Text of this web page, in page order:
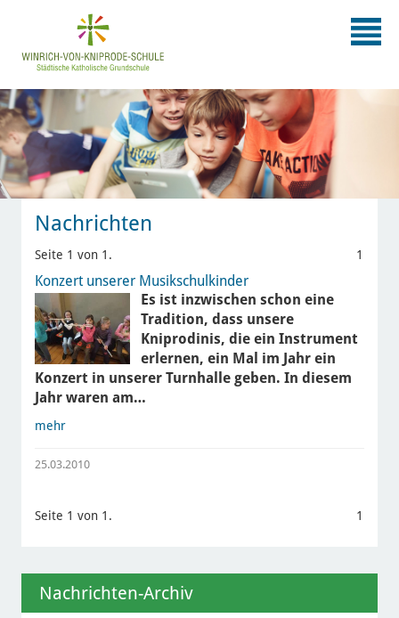
Nachrichten
Seite 1 von 1. 1
Konzert unserer Musikschulkinder
Es ist inzwischen schon eine
Tradition, dass unsere
Kniprodinis, die ein Instrument
erlernen, ein Mal im Jahr ein
Konzert in unserer Turnhalle geben. In diesem
Jahr waren am…
mehr
25.03.2010
Seite 1 von 1. 1
Nachrichten-Archiv